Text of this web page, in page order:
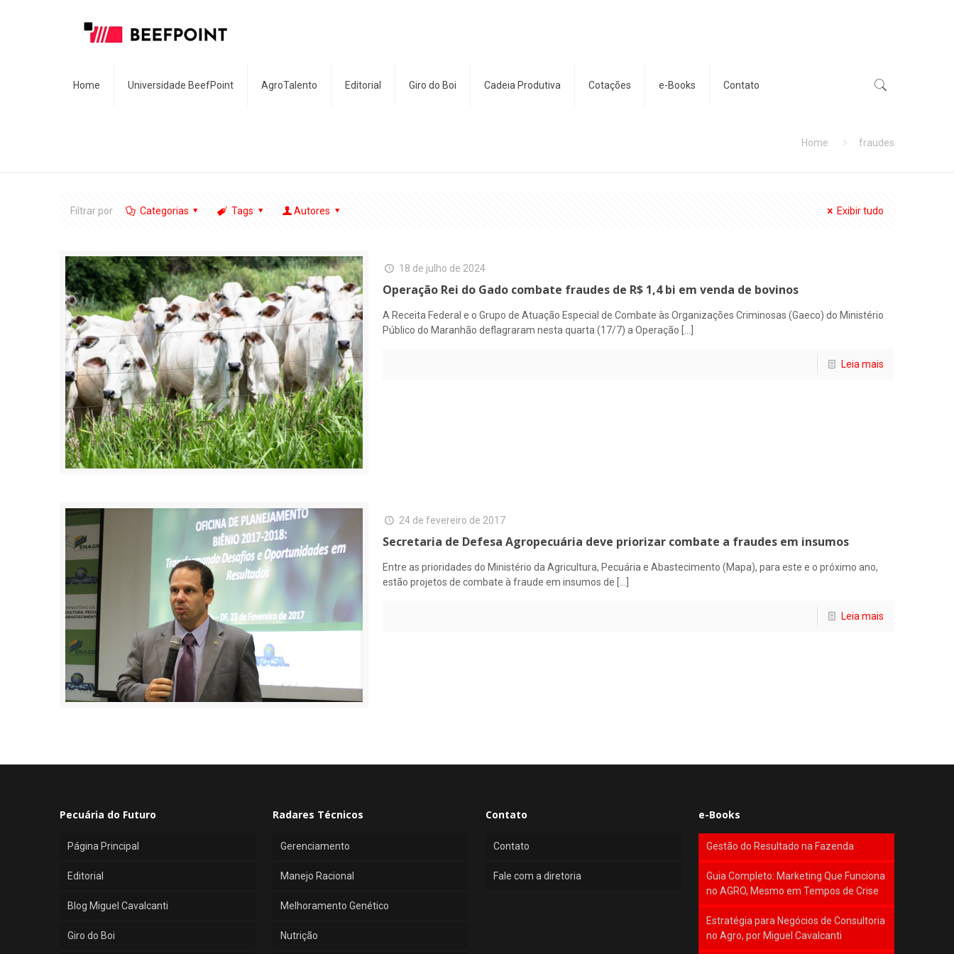
Home Universidade BeefPoint AgroTalento Editorial Giro do Boi Cadeia Produtiva Cotações e-Books Contato
Home fraudes
Filtrar por Categorias Tags Autores Exibir tudo
18 de julho de 2024
Operação Rei do Gado combate fraudes de R$ 1,4 bi em venda de bovinos
A Receita Federal e o Grupo de Atuação Especial de Combate às Organizações Criminosas (Gaeco) do Ministério
Público do Maranhão deflagraram nesta quarta (17/7) a Operação
Leia mais
24 de fevereiro de 2017
Secretaria de Defesa Agropecuária deve priorizar combate a fraudes em insumos
Entre as prioridades do Ministério da Agricultura, Pecuária e Abastecimento (Mapa), para este e o próximo ano,
estão projetos de combate à fraude em insumos de […]
Leia mais
Pecuária do Futuro
Página Principal
Editorial
Blog Miguel Cavalcanti
Giro do Boi
Radares Técnicos
Gerenciamento
Manejo Racional
Melhoramento Genético
Nutrição
Contato
Contato
Fale com a diretoria
e-Books
Gestão do Resultado na Fazenda
Guia Completo: Marketing Que Funciona
no AGRO, Mesmo em Tempos de Crise
Estratégia para Negócios de Consultoria
no Agro, por Miguel Cavalcanti